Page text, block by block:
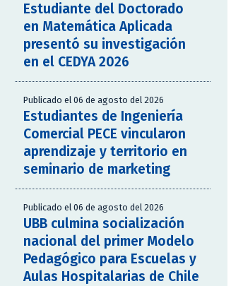
Estudiante del Doctorado
en Matemática Aplicada
presentó su investigación
en el CEDYA 2026
Publicado el 06 de agosto del 2026
Estudiantes de Ingeniería
Comercial PECE vincularon
aprendizaje y territorio en
seminario de marketing
Publicado el 06 de agosto del 2026
UBB culmina socialización
nacional del primer Modelo
Pedagógico para Escuelas y
Aulas Hospitalarias de Chile